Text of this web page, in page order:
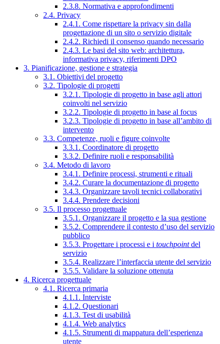
2.3.8. Normativa e approfondimenti
2.4. Privacy
2.4.1. Come rispettare la privacy sin dalla
progettazione di un sito o servizio digitale
2.4.2. Richiedi il consenso quando necessario
2.4.3. Le basi del sito web: architettura,
informativa privacy, riferimenti DPO
3. Pianificazione, gestione e strategia
3.1. Obiettivi del progetto
3.2. Tipologie di progetti
3.2.1. Tipologie di progetto in base agli attori
coinvolti nel servizio
3.2.2. Tipologie di progetto in base al focus
3.2.3. Tipologie di progetto in base all’ambito di
intervento
3.3. Competenze, ruoli e figure coinvolte
3.3.1. Coordinatore di progetto
3.3.2. Definire ruoli e responsabilità
3.4. Metodo di lavoro
3.4.1. Definire processi, strumenti e rituali
3.4.2. Curare la documentazione di progetto
3.4.3. Organizzare tavoli tecnici collaborativi
3.4.4. Prendere decisioni
3.5. Il processo progettuale
3.5.1. Organizzare il progetto e la sua gestione
3.5.2. Comprendere il contesto d’uso del servizio
pubblico
3.5.3. Progettare i processi e i touchpointdel
servizio
3.5.4. Realizzare l’interfaccia utente del servizio
3.5.5. Validare la soluzione ottenuta
4. Ricerca progettuale
4.1. Ricerca primaria
4.1.1. Interviste
4.1.2. Questionari
4.1.3. Test di usabilità
4.1.4. Web analytics
4.1.5. Strumenti di mappatura dell’esperienza
utente